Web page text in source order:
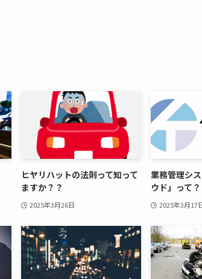
ヒヤリハットの法則って知って
ますか？？
2025年3月26日
業務管理シ
ウド」って？
2025年3月17